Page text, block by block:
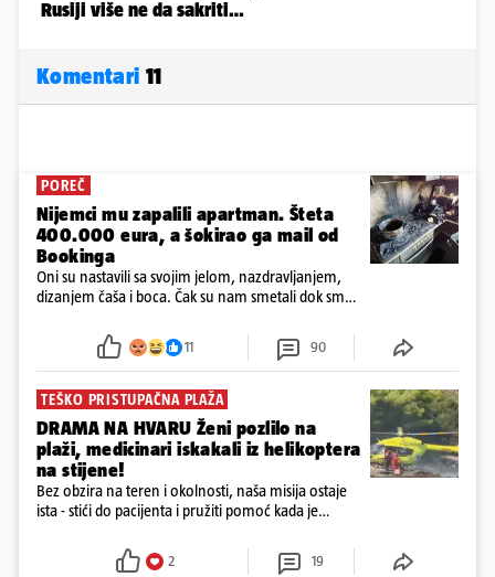
Komentari 11
POREČ
Nijemci mu zapalili apartman. Šteta
400.000 eura, a šokirao ga mail od
Bookinga
Oni su nastavili sa svojim jelom, nazdravljanjem,
dizanjem čaša i boca. Čak su nam smetali dok smo
požar, rekao je vlasnik
11 90
TEŠKO PRISTUPAČNA PLAŽA
DRAMA NA HVARU Ženi pozlilo na
plaži, medicinari iskakali iz helikoptera
na stijene!
Bez obzira na teren i okolnosti, naša misija ostaje
ista - stići do pacijenta i pružiti pomoć kada je
2 19